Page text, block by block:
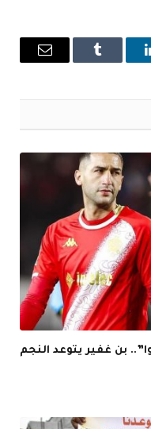
لينكدإن Tumblr
البريد
بن غفير يتوعد النجم